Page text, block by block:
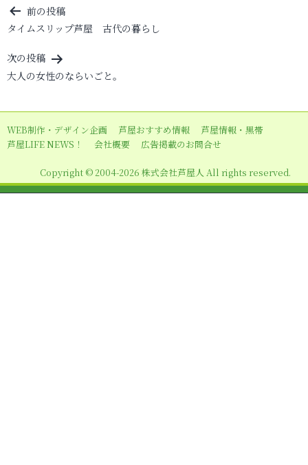
投
稿
ナ
ビ
ー
シ
ン
前の投稿
タイムスリップ芦屋 古代の暮らし
次の投稿
大人の女性のならいごと。
WEB制作・デザイン企画 芦屋おすすめ情報
芦屋情報・黒帯
芦屋LIFE NEWS！
会社概要 広告掲載のお問合せ
Copyright © 2004-2026 株式会社芦屋人 All rights reserved.